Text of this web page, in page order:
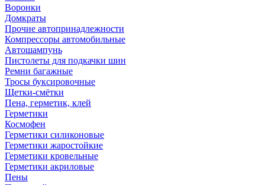
Воронки
Домкраты
Прочие автопринадлежности
Компрессоры автомобильные
Автошампунь
Пистолеты для подкачки шин
Ремни багажные
Тросы буксировочные
Щетки-смётки
Пена, герметик, клей
Герметики
Космофен
Герметики силиконовые
Герметики жаростойкие
Герметики кровельные
Герметики акриловые
Пены